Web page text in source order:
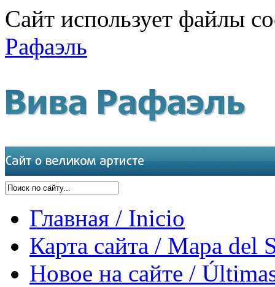
Сайт использует файлы
Рафаэль
Главная / Inicio
Карта сайта / Mapa del
Новое на сайте /